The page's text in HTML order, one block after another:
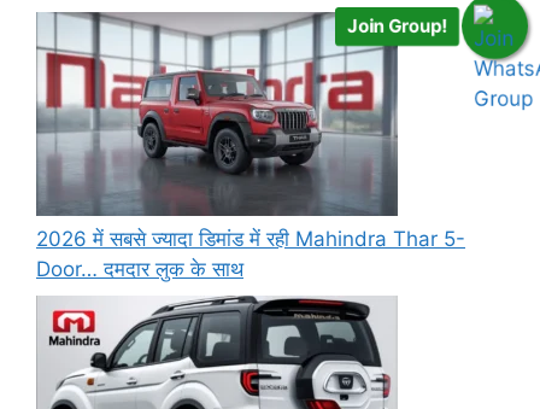
2026 में सबसे ज्यादा डिमांड में रही Mahindra Thar 5-
Door… दमदार लुक के साथ
Join Group!